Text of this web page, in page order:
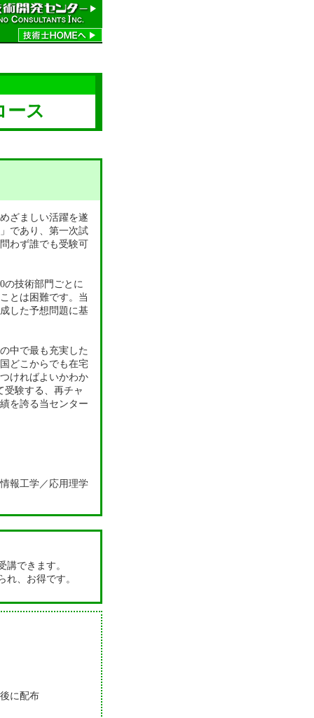
ース
ざましい活躍を遂
であり、第一次試
わず誰でも受験可
の技術部門ごとに
とは困難です。当
した予想問題に基
中で最も充実した
どこからでも在宅
ければよいかわか
受験する、再チャ
を誇る当センター
報工学／応用理学
できます。
、お得です。
に配布